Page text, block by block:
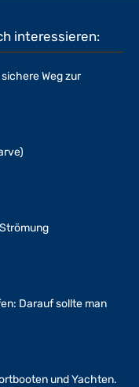
interessieren:
Weg zur
Darauf sollte man
und Yachten.